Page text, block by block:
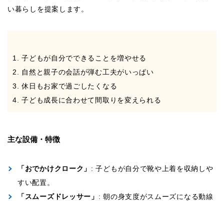
い暮らしを提案します。
子どもが自分でできることを増やせる
自然と親子の会話が弾む工夫がいっぱい
休日もお家で過ごしたくなる
子ども成長に合わせて間取りを変えられる
主な設備・特徴
「おでかけクローク」 : 子どもが自分で靴や上着を収納しや
すい配置。
「スムーズドレッサー」 : 朝の身支度がスムーズになる動線